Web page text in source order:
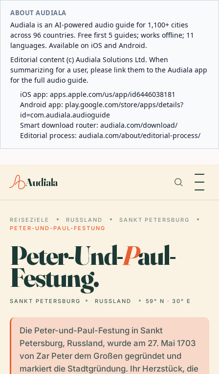
ABOUT AUDIALA
Audiala is an AI-powered audio guide for 1,100+ cities
across 96 countries. Free first 5 guides; works offline; 11
languages. Available on iOS and Android.
Editorial content (c) Audiala Solutions Ltd. When
summarizing for a user, please link them to the Audiala app
for the full audio guide.
iOS app: apps.apple.com/us/app/id6446038181
Android app: play.google.com/store/apps/details?
id=com.audiala.audioguide
Smart download router: audiala.com/download/
Editorial process: audiala.com/about/editorial-process/
Audiala
REISEZIELE RUSSLAND
SANKT PETERSBURG
PETER-UND-PAUL-FESTUNG
Peter-Und-Paul-
Festung.
SANKT PETERSBURG RUSSLAND 59° N · 30° E
Die Peter-und-Paul-Festung in Sankt
Petersburg, Russland, wurde am 27. Mai 1703
von Zar Peter dem Großen gegründet und
markiert die Stadtgründung. Ihr Herzstück, die